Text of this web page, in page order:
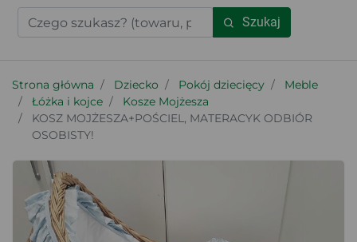
Szukaj
Strona główna Dziecko Pokój dziecięcy
Meble
Łóżka i kojce
Kosze Mojżesza
KOSZ MOJŻESZA+POŚCIEL, MATERACYK ODBIÓR
OSOBISTY!